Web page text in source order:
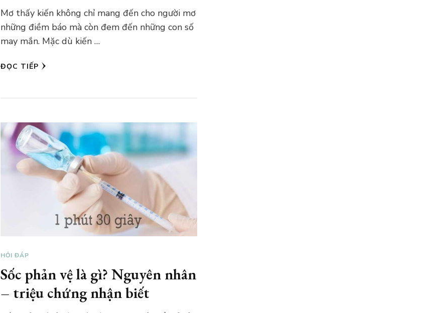
Mơ thấy kiến không chỉ mang đến cho người mơ
những điềm báo mà còn đem đến những con số
may mắn. Mặc dù kiến …
ĐỌC TIẾP
HỎI ĐÁP
Sốc phản vệ là gì? Nguyên nhân
– triệu chứng nhận biết